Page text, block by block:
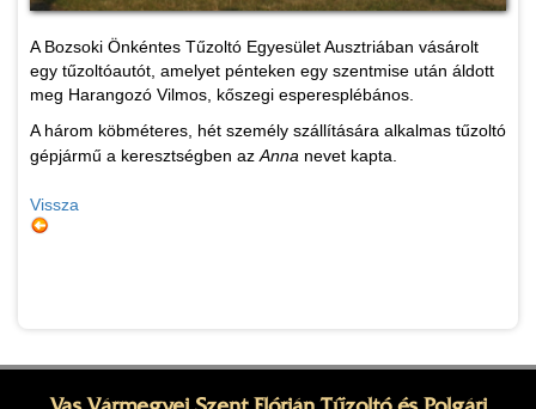
A Bozsoki Önkéntes Tűzoltó Egyesület Ausztriában vásárolt
egy tűzoltóautót, amelyet pénteken egy szentmise után áldott
meg Harangozó Vilmos, kőszegi esperesplébános.
A három köbméteres, hét személy szállítására alkalmas tűzoltó
gépjármű a keresztségben az Anna nevet kapta.
Vissza